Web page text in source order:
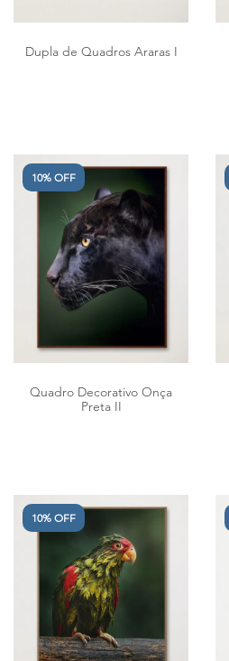
Dupla de Quadros Araras I
10% OFF
Quadro Decorativo Onça
Preta II
10% OFF